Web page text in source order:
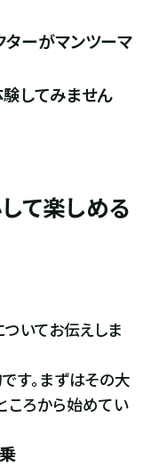
ターがマンツーマ
してみません
て楽しめる
いてお伝えしま
す。まずはその大
ころから始めてい